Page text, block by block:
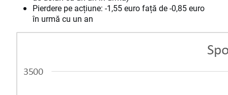
Pierdere pe acțiune: -1,55 euro față de -0,85 euro
în urmă cu un an